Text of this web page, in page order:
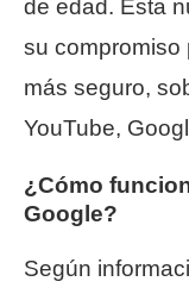
de edad. Esta
su compromiso
más seguro,
YouTube,
¿Cómo
Google?
Según